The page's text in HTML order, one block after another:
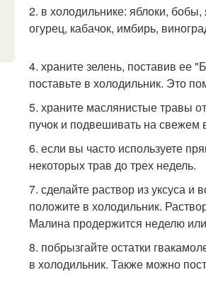
2. в холодильнике: яблоки, бобы,
огурец, кабачок, имбирь,
4. храните зелень, поставив ее
поставьте в холодильник. Это
5. храните маслянистые травы
пучок и подвешивать на свежем
6. если вы часто используете
некоторых трав до трех недель.
7. сделайте раствор из уксуса
положите в холодильник.
Малина продержится неделю
8. побрызгайте остатки
в холодильник. Также можно